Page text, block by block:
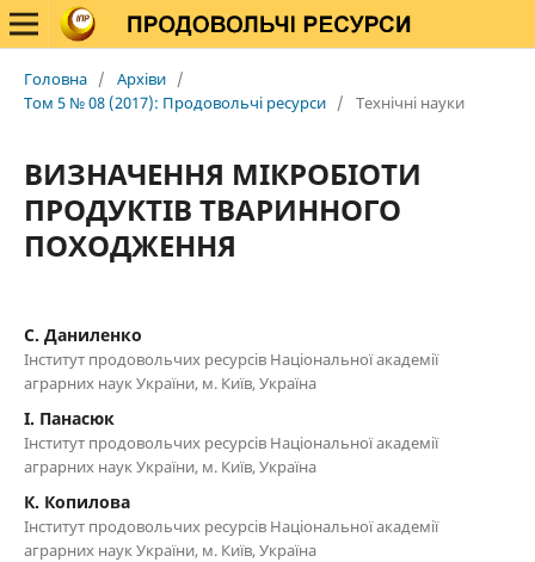
Головна / Архіви /
Том 5 № 08 (2017): Продовольчі ресурси / Технічні науки
ВИЗНАЧЕННЯ МІКРОБІОТИ
ПРОДУКТІВ ТВАРИННОГО
ПОХОДЖЕННЯ
С. Даниленко
Інститут продовольчих ресурсів Національної академії
аграрних наук України, м. Київ, Україна
І. Панасюк
Інститут продовольчих ресурсів Національної академії
аграрних наук України, м. Київ, Україна
К. Копилова
Інститут продовольчих ресурсів Національної академії
аграрних наук України, м. Київ, Україна